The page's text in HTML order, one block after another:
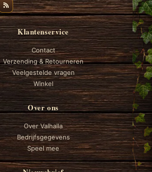
Klantenservice
Contact
Verzending & Retourneren
Veelgestelde vragen
Winkel
Over ons
Over Valhalla
Bedrijfsgegevens
Speel mee